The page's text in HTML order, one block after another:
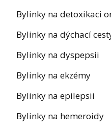
Bylinky na detoxikaci
Bylinky na dýchací
Bylinky na dyspepsii
Bylinky na ekzémy
Bylinky na epilepsii
Bylinky na hemeroidy